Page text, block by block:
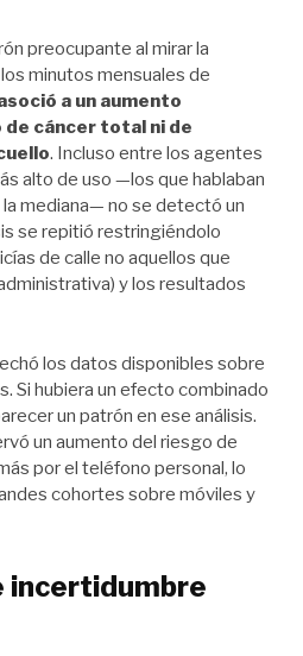
preocupante al mirar la
minutos mensuales de
a un aumento
cáncer total ni de
. Incluso entre los agentes
alto de uso —los que hablaban
mediana— no se detectó un
se repitió restringiéndolo
de calle no aquellos que
y los resultados
los datos disponibles sobre
Si hubiera un efecto combinado
un patrón en ese análisis.
un aumento del riesgo de
por el teléfono personal, lo
cohortes sobre móviles y
incertidumbre